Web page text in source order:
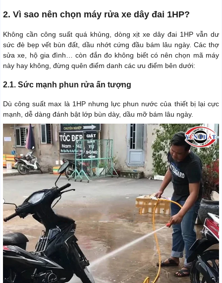
2. Vì sao nên chọn máy rửa xe dây đai 1HP?
Không cần công suất quá khủng, dòng xịt xe dây đai 1HP vẫn dư
sức đè bẹp vết bùn đất, dầu nhớt cứng đầu bám lâu ngày. Các thợ
sửa xe, hộ gia đình… còn đắn đo không biết có nên chọn mã máy
này hay không, đừng quên điểm danh các ưu điểm bên dưới:
2.1. Sức mạnh phun rửa ấn tượng
Dù công suất max là 1HP nhưng lực phun nước của thiết bị lại cực
mạnh, dễ dàng đánh bật lớp bùn dày, dầu mỡ bám lâu ngày.